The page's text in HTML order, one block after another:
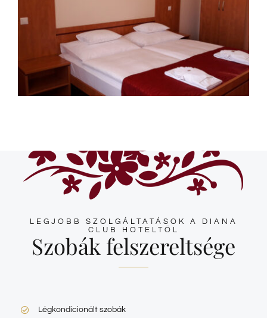
LEGJOBB SZOLGÁLTATÁSOK A DIANA
CLUB HOTELTŐL
Szobák felszereltsége
Légkondicionált szobák